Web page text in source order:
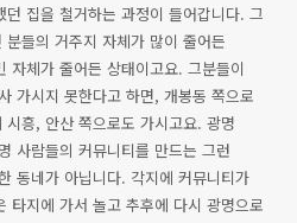
집을 철거하는 과정이 들어갑니다. 그
들의 거주지 자체가 많이 줄어든
자체가 줄어든 상태이고요. 그분들이
가시지 못한다고 하면, 개봉동 쪽으로
흥, 안산 쪽으로도 가시고요. 광명
사람들의 커뮤니티를 만드는 그런
동네가 아닙니다. 각지에 커뮤니티가
타지에 가서 놀고 추후에 다시 광명으로